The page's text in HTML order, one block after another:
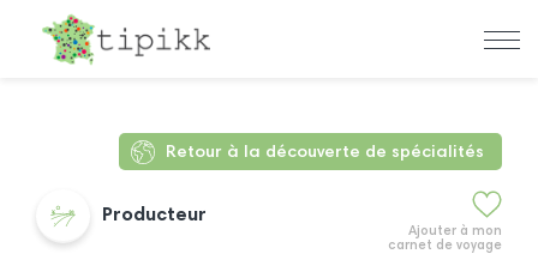
Retour à la découverte de spécialités
Ajouter à mon
carnet de voyage
Producteur